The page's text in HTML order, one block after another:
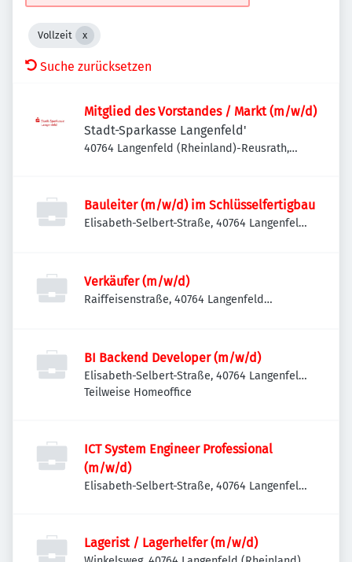
Vollzeit
Suche zurücksetzen
Mitglied des Vorstandes / Markt (m/w/d)
Stadt-Sparkasse Langenfeld'
40764 Langenfeld (Rheinland)-Reusrath,
Bauleiter (m/w/d) im Schlüsselfertigbau
Elisabeth-Selbert-Straße, 40764 Langenfeld
Verkäufer (m/w/d)
Raiffeisenstraße, 40764 Langenfeld
BI Backend Developer (m/w/d)
Elisabeth-Selbert-Straße, 40764 Langenfeld
(Rheinland), Deutschland
Teilweise Homeoffice
ICT System Engineer Professional
(m/w/d)
Elisabeth-Selbert-Straße, 40764 Langenfeld
Lagerist / Lagerhelfer (m/w/d)